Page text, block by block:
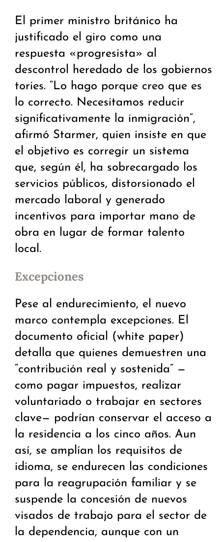
El primer ministro británico ha
justificado el giro como una
respuesta «progresista» al
descontrol heredado de los gobiernos
tories. “Lo hago porque creo que es
lo correcto. Necesitamos reducir
significativamente la inmigración”,
afirmó Starmer, quien insiste en que
el objetivo es corregir un sistema
que, según él, ha sobrecargado los
servicios públicos, distorsionado el
mercado laboral y generado
incentivos para importar mano de
obra en lugar de formar talento
local.
Excepciones
Pese al endurecimiento, el nuevo
marco contempla excepciones. El
documento oficial (white paper)
detalla que quienes demuestren una
“contribución real y sostenida” —
como pagar impuestos, realizar
voluntariado o trabajar en sectores
clave— podrían conservar el acceso a
la residencia a los cinco años. Aun
así, se amplían los requisitos de
idioma, se endurecen las condiciones
para la reagrupación familiar y se
suspende la concesión de nuevos
visados de trabajo para el sector de
la dependencia, aunque con un